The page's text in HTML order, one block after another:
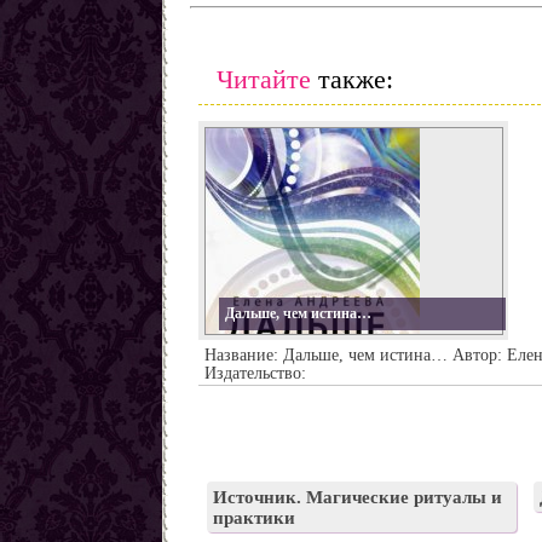
Заговоры от наркомании
Читайте также:
Дальше, чем истина…
Название: Дальше, чем истина… Автор:
Издательство:
Источник. Магические ритуалы и
практики